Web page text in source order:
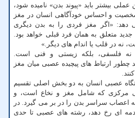
بیشتر باید «پیوند بدن» نامیده شود،
و احساس خودآگاهی انسان در مغز
دهد: «اگر مغز فردی را به بدن دیگری
جدید متعلق به همان فرد قبلی خواهد بود.
نه در قلب یا اندام های دیگر.»
نه فلسفی، بلکه زیستی و فنی است.
چطور ارتباط های پیچیده عصبی میان مغز
عصبی انسان به دو بخش اصلی تقسیم
مرکزی که شامل مغز و نخاع است، و
سراسر بدن را در بر می گیرد. در
ای رخ دهد، رشته های عصبی تا حدی